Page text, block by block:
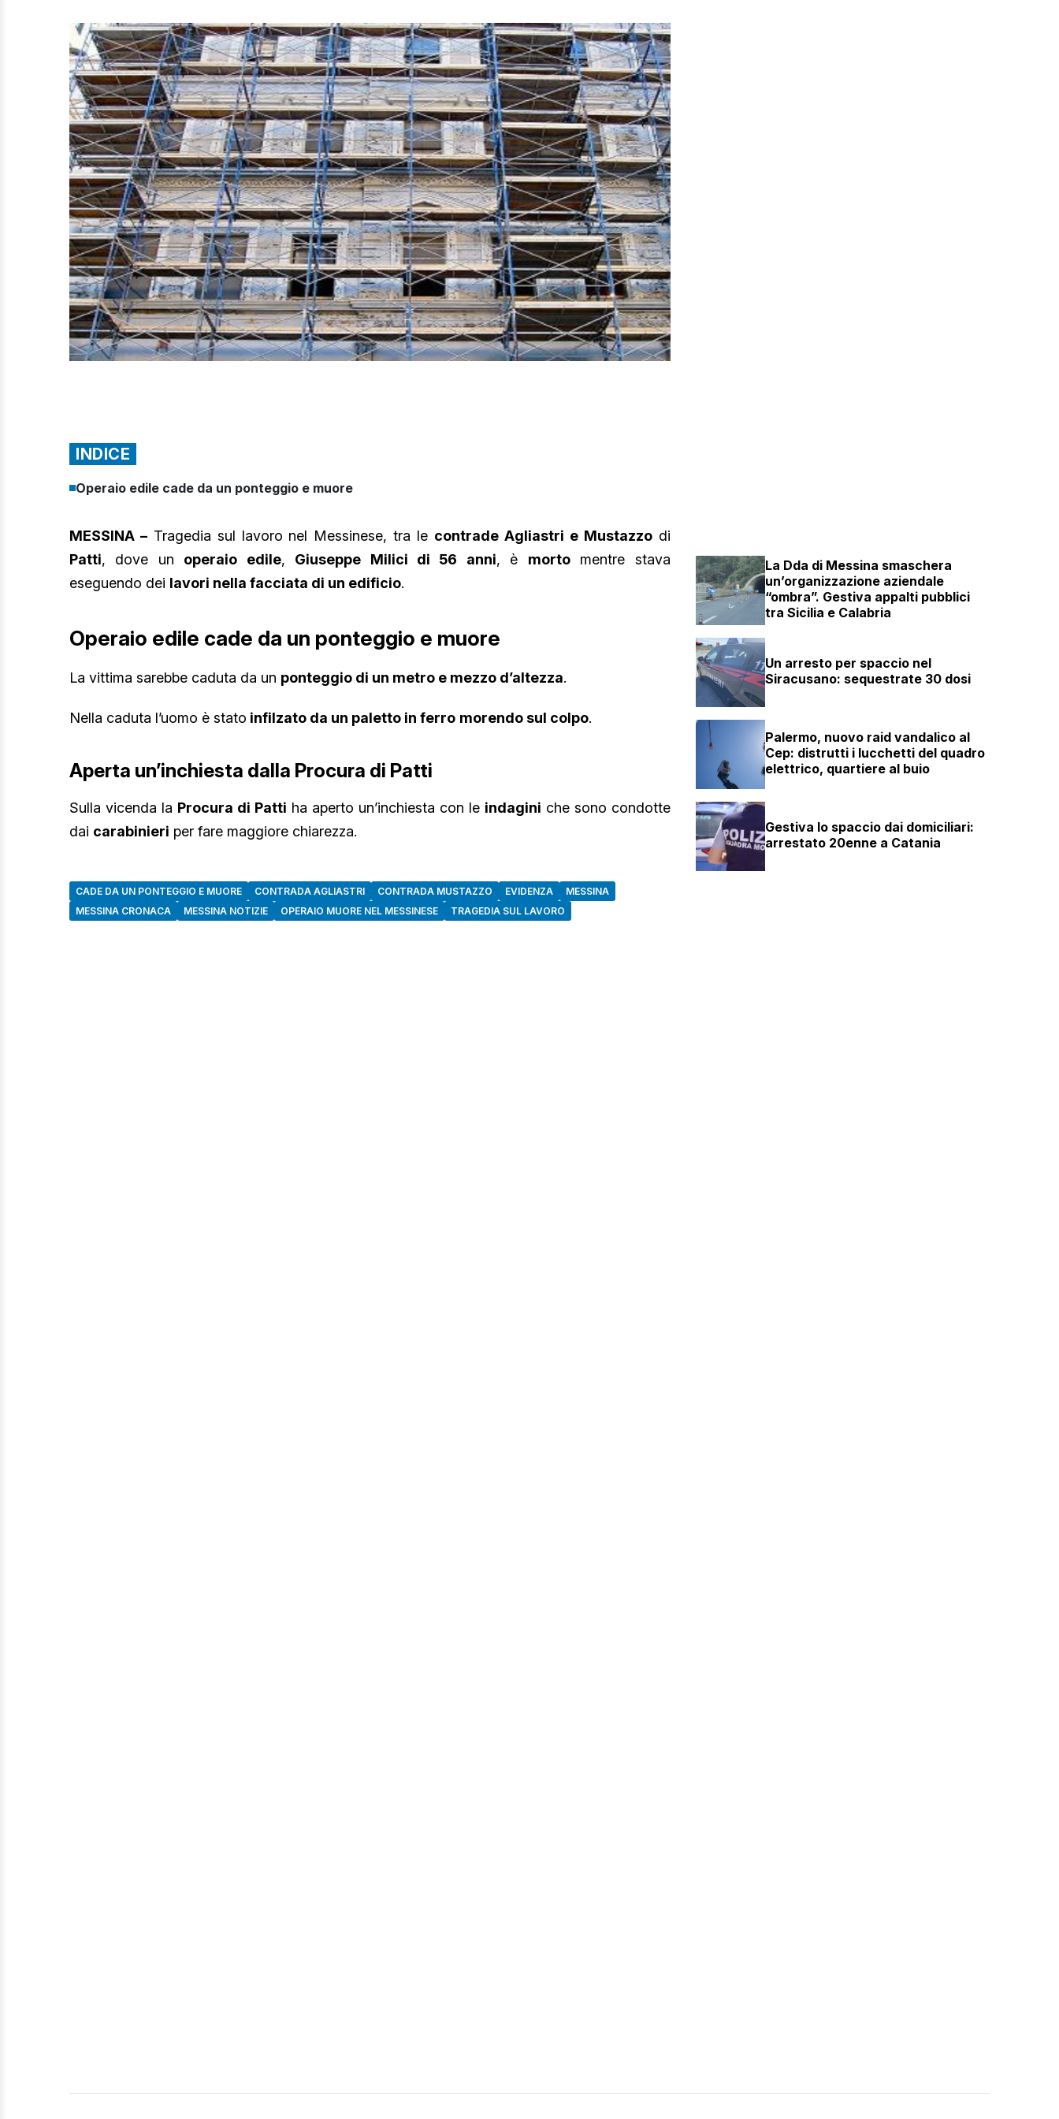
INDICE
Operaio edile cade da un ponteggio e muore
MESSINA –Tragedia sul lavoro nel Messinese, tra le contrade Agliastri e Mustazzodi
Patti, dove un operaio edile, Giuseppe Milici di 56 anni, è mortomentre stava
eseguendo dei lavori nella facciata di un edificio.
Operaio edile cade da un ponteggio e muore
La vittima sarebbe caduta da un ponteggio di un metro e mezzo d’altezza.
Nella caduta l’uomo è stato infilzato da un paletto in ferro morendo sul colpo.
Aperta un’inchiesta dalla Procura di Patti
Sulla vicenda la Procura di Patti ha aperto un’inchiesta con le indagini che sono condotte
dai carabinieri per fare maggiore chiarezza.
CADE DA UN PONTEGGIO E MUORE CONTRADA AGLIASTRI CONTRADA MUSTAZZO EVIDENZA
MESSINA
MESSINA CRONACA
MESSINA NOTIZIE OPERAIO MUORE NEL MESSINESE TRAGEDIA SUL LAVORO
La Dda di Messina smaschera
un’organizzazione aziendale
“ombra”. Gestiva appalti pubblici
tra Sicilia e Calabria
Un arresto per spaccio nel
Siracusano: sequestrate 30 dosi
Palermo, nuovo raid vandalico al
Cep: distrutti i lucchetti del quadro
elettrico, quartiere al buio
Gestiva lo spaccio dai domiciliari:
arrestato 20enne a Catania